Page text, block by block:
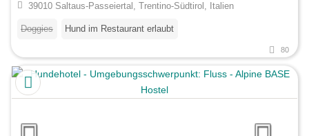
39010 Saltaus-Passeiertal, Trentino-Südtirol, Italien
Doggies Hund im Restaurant erlaubt
80